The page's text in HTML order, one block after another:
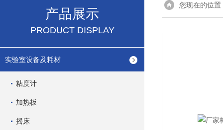
产品展示
PRODUCT DISPLAY
实验室设备及耗材
粘度计
加热板
摇床
您现在的位置